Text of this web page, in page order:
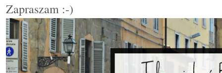
Zapraszam :-)